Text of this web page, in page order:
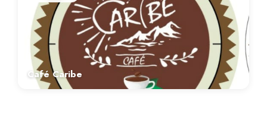
Café Caribe